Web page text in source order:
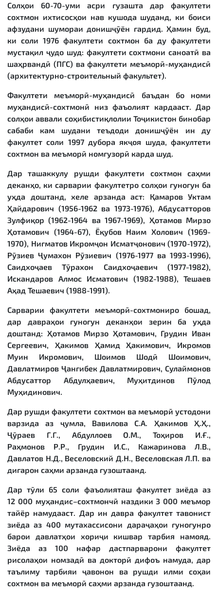
Солҳои 60-70-уми асри гузашта дар факултети
сохтмон ихтисосҳои нав кушода шуданд, ки боиси
афзудани шумораи донишҷӯён гардид. Ҳамин буд,
ки соли 1976 факултети сохтмон ба ду факултети
мустақил ҷудо шуд: факултети сохтмони саноатӣ ва
шаҳрвандӣ (ПГС) ва факултети меъморӣ-муҳандисӣ
(архитектурно-строительный факультет).
Факултети меъморӣ-муҳандисӣ баъдан бо номи
муҳандисӣ-сохтмонӣ низ фаъолият кардааст. Дар
солҳои аввали соҳибистиқлолии Тоҷикистон бинобар
сабаби кам шудани теъдоди донишҷӯён ин ду
факултет соли 1997 дубора якҷоя шуда, факултети
сохтмон ва меъморӣ номгузорӣ карда шуд.
Дар ташаккулу рушди факултети сохтмон саҳми
деканҳо, ки сарварии факултетро солҳои гуногун ба
уҳда доштанд, хеле арзанда аст: Қамаров Уктам
Ҳайдарович (1956-1962 ва 1973-1976), Абдусатторов
Зулфиқор (1962-1964 ва 1967-1969), Ҳотамов Мирзо
Ҳотамович (1964-67), Ёқубов Наим Холович (1969-
1970), Нигматов Икромҷон Исматҷонович (1970-1972),
Рӯзиев Ҷумахон Рӯзиевич (1976-1977 ва 1993-1996),
Саидхоҷаев Тӯрахон Саидхоҷаевич (1977-1982),
Искандаров Алмос Исматович (1982-1988), Тешаев
Аҳад Тешаевич (1988-1991).
Сарварии факултети меъморӣ-сохтмониро бошад,
дар давраҳои гуногун деканҳои зерин ба уҳда
доштанд: Ҳотамов Мирзо Ҳотамович, Грудин Иван
Сергеевич, Ҳакимов Ҳамид Ҳакимович, Икромов
Муин Икромович, Шоимов Шодӣ Шоимович,
Давлатмиров Ҷангибек Давлатмирович, Сулаймонов
Абдусаттор Абдулҳаевич, Муҳитдинов Пӯлод
Муҳидинович.
Дар рушди факултети сохтмон ва меъморӣ устодони
варзида аз ҷумла, Вавилова С.А. Ҳакимов Ҳ.Ҳ.,
Ҷӯраев Г.Г., Абдуллоев О.М., Тоҳиров И.Ғ.,
Раҳмонов Р.Р., Грудин И.С., Кажаринова Л.В.,
Давлатов Н.Д., Веселовский Д.Н., Веселовская Л.П. ва
дигарон саҳми арзанда гузоштаанд.
Дар тӯли 65 соли фаъолияташ факултет зиёда аз
12 000 муҳандис–сохтмончӣ наздики 3 000 меъмор
тайёр намудааст. Дар ин давра факултет тавонист
зиёда аз 400 мутахассисони дараҷаҳои гуногунро
барои давлатҳои хориҷи кишвар тарбия намояд.
Зиёда аз 100 нафар дастпарварони факултет
рисолаҳои номзадӣ ва докторӣ дифоъ намуда, дар
таълиму тарбияи ҷавонон ва рушди илми соҳаи
сохтмон ва меъморӣ саҳми арзанда гузоштаанд.